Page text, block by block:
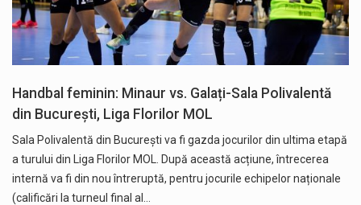
Handbal feminin: Minaur vs. Galați-Sala Polivalentă
din București, Liga Florilor MOL
Sala Polivalentă din București va fi gazda jocurilor din ultima etapă
a turului din Liga Florilor MOL. După această acțiune, întrecerea
internă va fi din nou întreruptă, pentru jocurile echipelor naționale
(calificări la turneul final al…